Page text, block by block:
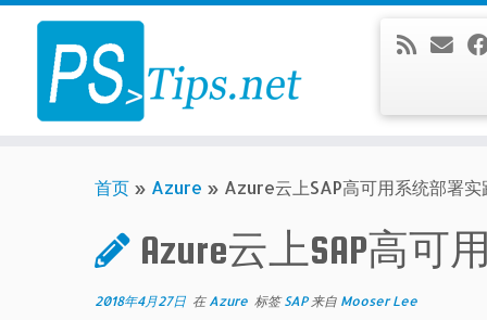
Skip
content
首页 » Azure » Azure云上SAP高可用系统部署实
Azure云上SAP高可
2018年4月27日 在 Azure 标签SAP来自 Mooser Lee